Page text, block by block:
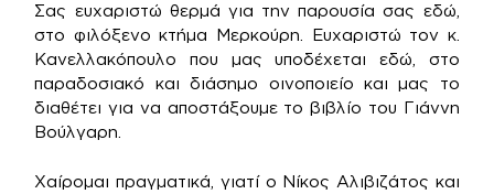
Σας ευχαριστώ θερμά για την παρουσία σας εδώ,
στο φιλόξενο κτήμα Μερκούρη. Ευχαριστώ τον κ.
Κανελλακόπουλο που μας υποδέχεται εδώ, στο
παραδοσιακό και διάσημο οινοποιείο και μας το
διαθέτει για να αποστάξουμε το βιβλίο του Γιάννη
Βούλγαρη.
Χαίρομαι πραγματικά, γιατί ο Νίκος Αλιβιζάτος και